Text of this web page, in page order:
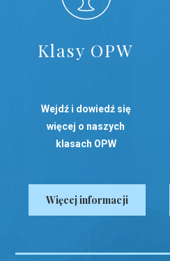
Klasy OPW
Wejdź i dowiedź się
więcej o naszych
klasach OPW
Więcej informacji